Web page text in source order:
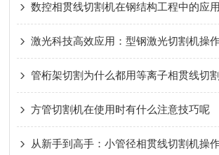
数控相贯线切割机在钢结构工程中的应用
激光科技高效应用：型钢激光切割机操
管桁架切割为什么都用等离子相贯线切
方管切割机在使用时有什么注意技巧呢
从新手到高手：小管径相贯线切割机操